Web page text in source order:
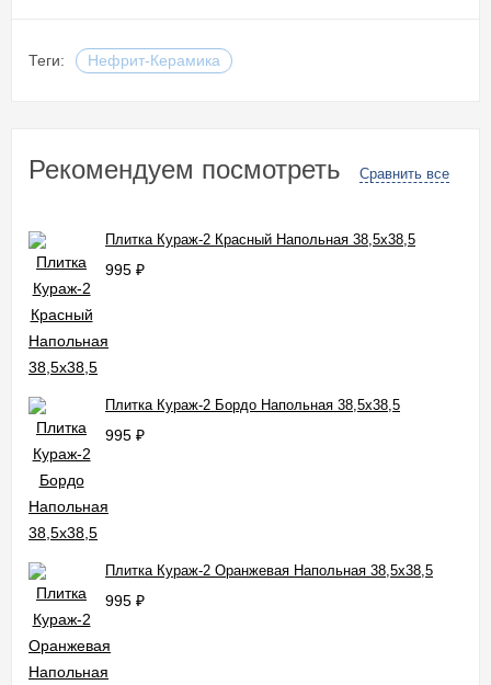
Теги: Нефрит-Керамика
Рекомендуем посмотреть Сравнить все
Плитка Кураж-2 Красный Напольная 38,5x38,5
995 ₽
Плитка Кураж-2 Бордо Напольная 38,5x38,5
995 ₽
Плитка Кураж-2 Оранжевая Напольная 38,5x38,5
995 ₽